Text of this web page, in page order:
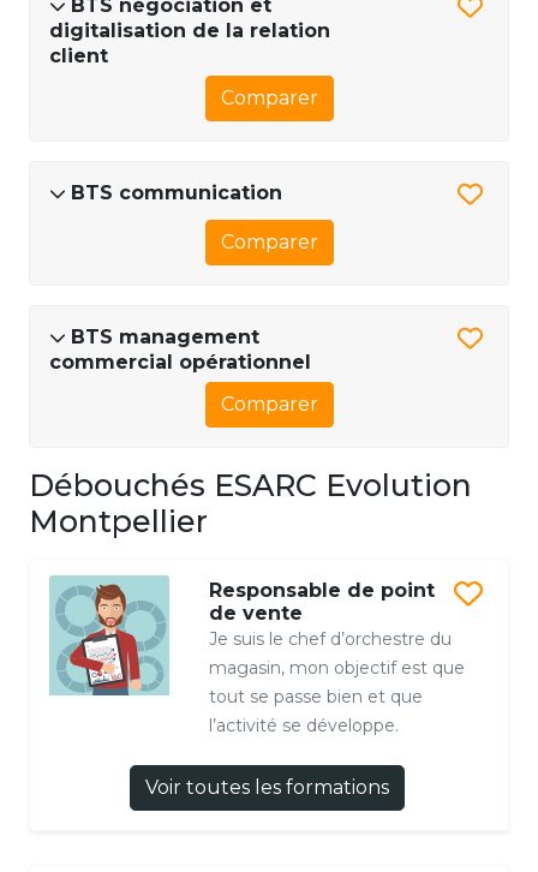
BTS négociation et
digitalisation de la relation
client
Comparer
BTS communication
Comparer
BTS management
commercial opérationnel
Comparer
Débouchés ESARC Evolution
Montpellier
Responsable de point
de vente
Je suis le chef d’orchestre du
magasin, mon objectif est que
tout se passe bien et que
l’activité se développe.
Voir toutes les formations